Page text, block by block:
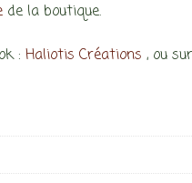
de la boutique.
:Haliotis Créations , ou